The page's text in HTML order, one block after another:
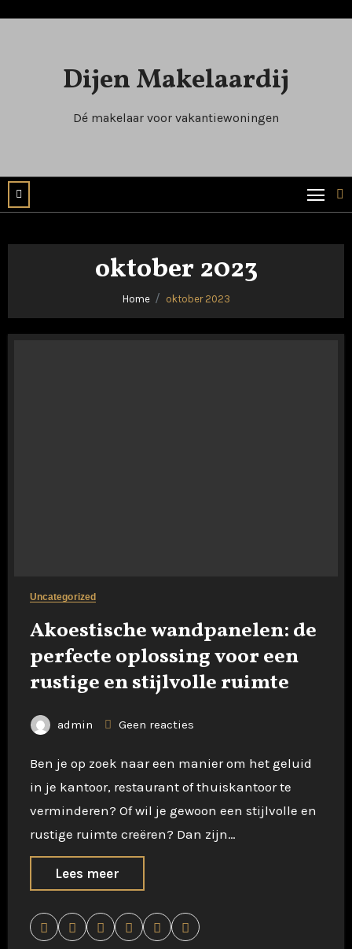
Dijen Makelaardij
Dé makelaar voor vakantiewoningen
oktober 2023
Home oktober 2023
Uncategorized
Akoestische wandpanelen: de
perfecte oplossing voor een
rustige en stijlvolle ruimte
admin Geen reacties
Ben je op zoek naar een manier om het geluid
in je kantoor, restaurant of thuiskantoor te
verminderen? Of wil je gewoon een stijlvolle en
rustige ruimte creëren? Dan zijn…
Lees meer